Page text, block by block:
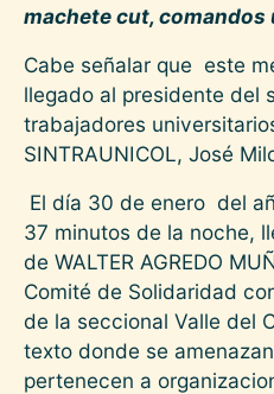
machete cut, comandos
Cabe señalar que este
llegado al presidente del
trabajadores
SINTRAUNICOL, José
El día 30 de enero del
37 minutos de la noche,
de WALTER AGREDO
Comité de Solidaridad
de la seccional Valle del
texto donde se
pertenecen a